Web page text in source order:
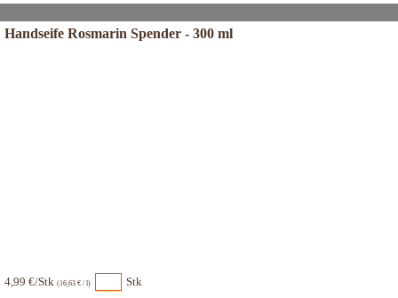
Handseife Rosmarin Spender - 300 ml
4,99 €/Stk (16,63 € / l) Stk